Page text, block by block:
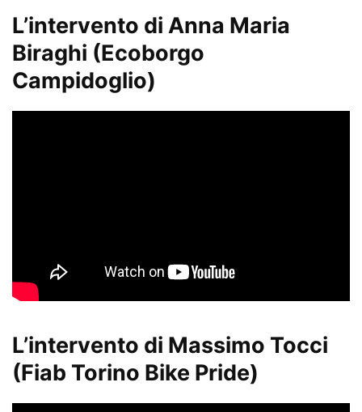
L’intervento di Anna Maria
Biraghi (Ecoborgo
Campidoglio)
L’intervento di Massimo Tocci
(Fiab Torino Bike Pride)